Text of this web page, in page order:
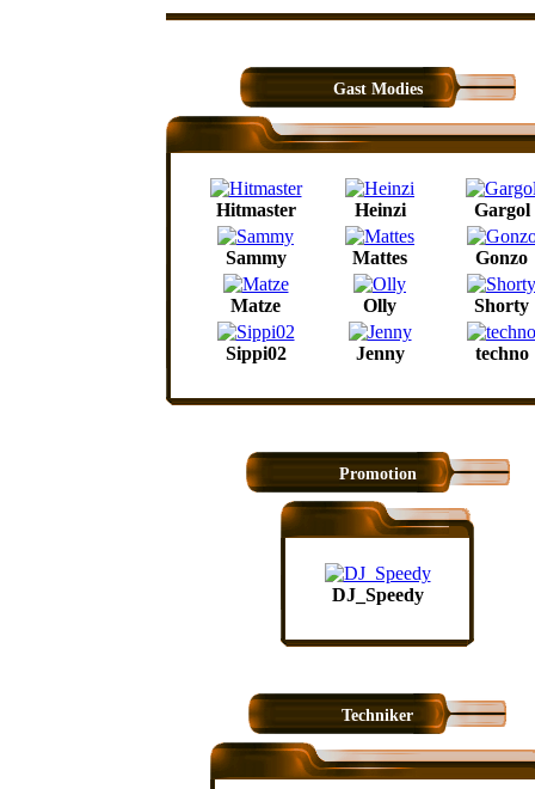
Gast Modies
Hitmaster Heinzi Gargol
Sammy Mattes Gonzo
Matze Olly Shorty
Sippi02 Jenny techno
Promotion
DJ_Speedy
Techniker